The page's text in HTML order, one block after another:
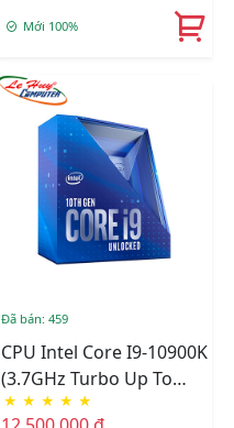
Mới 100%
Đã bán: 459
CPU Intel Core I9-10900K
(3.7GHz Turbo Up To
5.3GHz, 10 Nhân 20
★ ★ ★ ★ ★